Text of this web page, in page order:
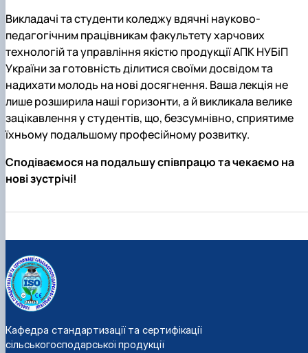
Викладачі та студенти коледжу вдячні науково-
педагогічним працівникам факультету харчових
технологій та управління якістю продукції АПК НУБіП
України за готовність ділитися своїми досвідом та
надихати молодь на нові досягнення. Ваша лекція не
лише розширила наші горизонти, а й викликала велике
зацікавлення у студентів, що, безсумнівно, сприятиме
їхньому подальшому професійному розвитку.
Сподіваємося на подальшу співпрацю та чекаємо на
нові зустрічі!
Кафедра стандартизації та сертифікації
сільськогосподарської продукції